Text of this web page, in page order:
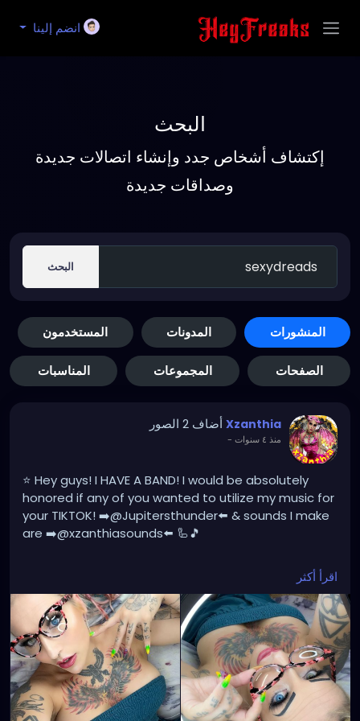
انضم إلينا
البحث
إكتشاف أشخاص جدد وإنشاء اتصالات جديدة
وصداقات جديدة
البحث
المنشورات المدونات المستخدمون
الصفحات المجموعات المناسبات
Xzanthia أضاف 2 الصور
منذ ٤ سنوات -
⭐️ Hey guys! I HAVE A BAND! I would be absolutely
honored if any of you wanted to utilize my music for
your TIKTOK! ➡️@Jupitersthunder⬅️ & sounds I make
are ➡️@xzanthiasounds⬅️ 🦾🎵
https://www.youtube.com/c/XZanthiaOctoshroom
https://www.youtube.com/channel/UCHmjatg776RJ
7vW-vz6M3ow
And please follow me on my social media account.
https://linktr.ee/xzanthiaadventure
https://www.tiktok.com/@ xzanthia.octoshroom?
lang=en
https://www.facebook.com/XZanthiaOctoshroom
اقرأ أكثر